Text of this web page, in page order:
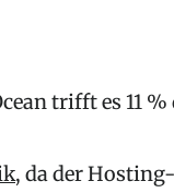
trifft es 11 %
, da der